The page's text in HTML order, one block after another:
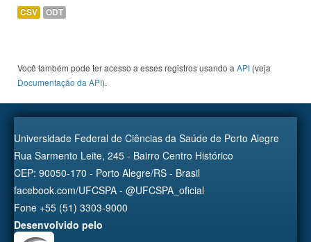
CSV ODT
Você também pode ter acesso a esses registros usando a API (veja
Documentação da API).
Universidade Federal de Ciências da Saúde de Porto Alegre
Rua Sarmento Leite, 245 - Bairro Centro Histórico
CEP: 90050-170 - Porto Alegre/RS - Brasil
facebook.com/UFCSPA - @UFCSPA_oficial
Fone +55 (51) 3303-9000
Desenvolvido pelo